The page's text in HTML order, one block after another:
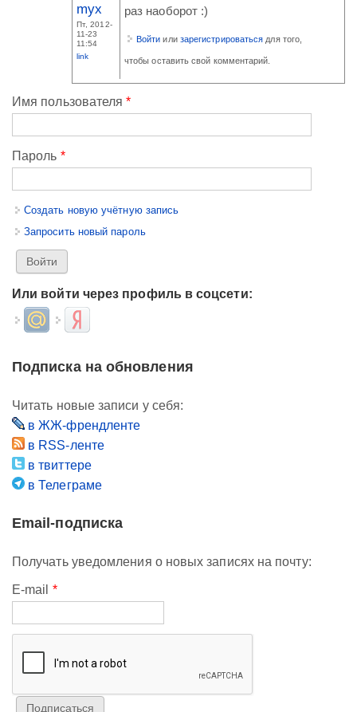
myx
Пт, 2012-
11-23
11:54
link
раз наоборот :)
Войти или зарегистрироваться для того,
чтобы оставить свой комментарий.
Имя пользователя*
Пароль *
Создать новую учётную запись
Запросить новый пароль
Или войти через профиль в соцсети:
Login with Mail.ruLogin with Яндекс
Подписка на обновления
Читать новые записи у себя:
в ЖЖ-френдленте
в RSS-ленте
в твиттере
в Телеграме
Email-подписка
Получать уведомления о новых записях на почту:
E-mail *